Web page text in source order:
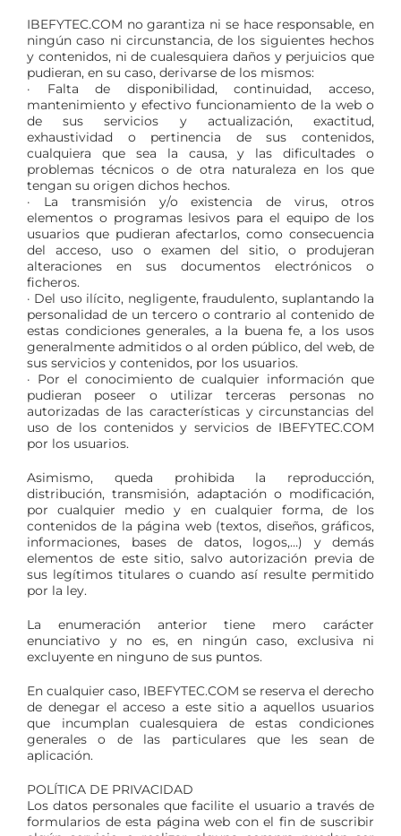
IBEFYTEC.COM no garantiza ni se hace responsable, en
ningún caso ni circunstancia, de los siguientes hechos
y contenidos, ni de cualesquiera daños y perjuicios que
pudieran, en su caso, derivarse de los mismos:
· Falta de disponibilidad, continuidad, acceso,
mantenimiento y efectivo funcionamiento de la web o
de sus servicios y actualización, exactitud,
exhaustividad o pertinencia de sus contenidos,
cualquiera que sea la causa, y las dificultades o
problemas técnicos o de otra naturaleza en los que
tengan su origen dichos hechos.
· La transmisión y/o existencia de virus, otros
elementos o programas lesivos para el equipo de los
usuarios que pudieran afectarlos, como consecuencia
del acceso, uso o examen del sitio, o produjeran
alteraciones en sus documentos electrónicos o
ficheros.
· Del uso ilícito, negligente, fraudulento, suplantando la
personalidad de un tercero o contrario al contenido de
estas condiciones generales, a la buena fe, a los usos
generalmente admitidos o al orden público, del web, de
sus servicios y contenidos, por los usuarios.
· Por el conocimiento de cualquier información que
pudieran poseer o utilizar terceras personas no
autorizadas de las características y circunstancias del
uso de los contenidos y servicios de IBEFYTEC.COM
por los usuarios.
Asimismo, queda prohibida la reproducción,
distribución, transmisión, adaptación o modificación,
por cualquier medio y en cualquier forma, de los
contenidos de la página web (textos, diseños, gráficos,
informaciones, bases de datos, logos,…) y demás
elementos de este sitio, salvo autorización previa de
sus legítimos titulares o cuando así resulte permitido
por la ley.
La enumeración anterior tiene mero carácter
enunciativo y no es, en ningún caso, exclusiva ni
excluyente en ninguno de sus puntos.
En cualquier caso, IBEFYTEC.COM se reserva el derecho
de denegar el acceso a este sitio a aquellos usuarios
que incumplan cualesquiera de estas condiciones
generales o de las particulares que les sean de
aplicación.
POLÍTICA DE PRIVACIDAD
Los datos personales que facilite el usuario a través de
formularios de esta página web con el fin de suscribir